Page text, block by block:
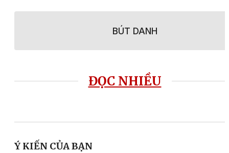
BÚT DANH
ĐỌC NHIỀU
Ý KIẾN CỦA BẠN